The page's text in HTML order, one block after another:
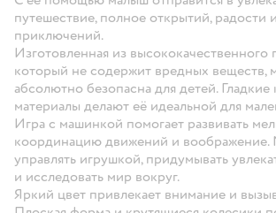
путешествие, полное открытий, радости
приключений.
Изготовленная из высококачественного
который не содержит вредных веществ,
абсолютно безопасна для детей.
материалы делают её идеальной для
Игра с машинкой помогает развивать
координацию движений и воображение.
управлять игрушкой, придумывать
и исследовать мир вокруг.
Яркий цвет привлекает внимание и